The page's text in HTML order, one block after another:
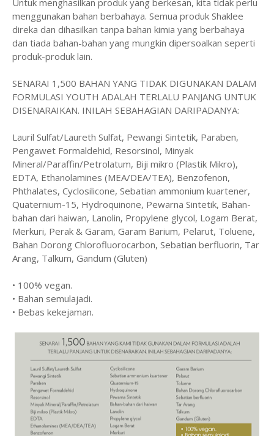
menggunakan bahan berbahaya. Semua produk Shaklee
direka dan dihasilkan tanpa bahan kimia yang berbahaya
dan tiada bahan-bahan yang mungkin dipersoalkan seperti
produk-produk lain.
SENARAI 1,500 BAHAN YANG TIDAK DIGUNAKAN DALAM
FORMULASI YOUTH ADALAH TERLALU PANJANG UNTUK
DISENARAIKAN. INILAH SEBAHAGIAN DARIPADANYA:
Lauril Sulfat/Laureth Sulfat, Pewangi Sintetik, Paraben,
Pengawet Formaldehid, Resorsinol, Minyak
Mineral/Paraffin/Petrolatum, Biji mikro (Plastik Mikro),
EDTA, Ethanolamines (MEA/DEA/TEA), Benzofenon,
Phthalates, Cyclosilicone, Sebatian ammonium kuartener,
Quaternium-15, Hydroquinone, Pewarna Sintetik, Bahan-
bahan dari haiwan, Lanolin, Propylene glycol, Logam Berat,
Merkuri, Perak & Garam, Garam Barium, Pelarut, Toluene,
Bahan Dorong Chlorofluorocarbon, Sebatian berfluorin, Tar
Arang, Talkum, Gandum (Gluten)
• 100% vegan.
• Bahan semulajadi.
• Bebas kekejaman.